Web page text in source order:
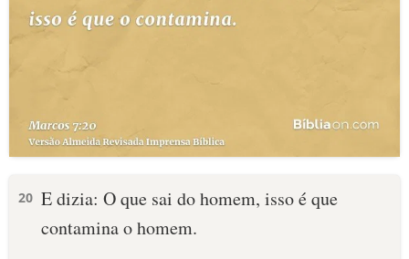
20 E dizia: O que sai do homem, isso é que
contamina o homem.